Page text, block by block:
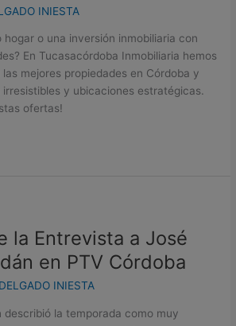
INIESTA
hogar o una inversión inmobiliaria con
En Tucasacórdoba Inmobiliaria hemos
mejores propiedades en Córdoba y
y ubicaciones estratégicas.
ofertas!
la Entrevista a José
en PTV Córdoba
INIESTA
describió la temporada como muy